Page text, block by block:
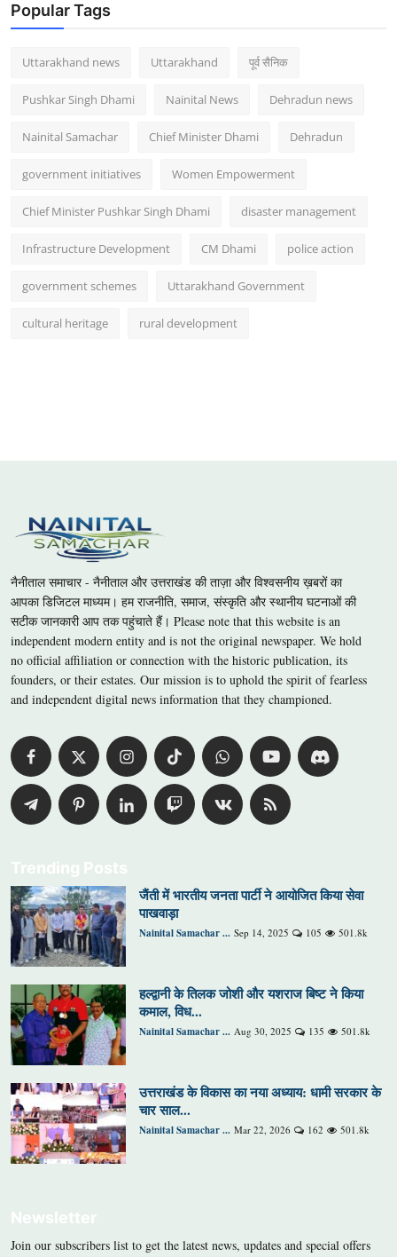
Popular Tags
Uttarakhand news Uttarakhand पूर्व सैनिक
Pushkar Singh Dhami Nainital News Dehradun news
Nainital Samachar Chief Minister Dhami Dehradun
government initiatives Women Empowerment
Chief Minister Pushkar Singh Dhami disaster management
Infrastructure Development CM Dhami police action
government schemes Uttarakhand Government
cultural heritage rural development
नैनीताल समाचार - नैनीताल और उत्तराखंड की ताज़ा और विश्वसनीय ख़बरों का
आपका डिजिटल माध्यम। हम राजनीति, समाज, संस्कृति और स्थानीय घटनाओं की
सटीक जानकारी आप तक पहुंचाते हैं। Please note that this website is an
independent modern entity and is not the original newspaper. We hold
no official affiliation or connection with the historic publication, its
founders, or their estates. Our mission is to uphold the spirit of fearless
and independent digital news information that they championed.
Trending Posts
जैंती में भारतीय जनता पार्टी ने आयोजित किया सेवा
पाखवाड़ा
Nainital Samachar ... Sep 14, 2025 105 501.8k
हल्द्वानी के तिलक जोशी और यशराज बिष्ट ने किया
कमाल, विध...
Nainital Samachar ... Aug 30, 2025 135 501.8k
उत्तराखंड के विकास का नया अध्याय: धामी सरकार के
चार साल...
Nainital Samachar ... Mar 22, 2026 162 501.8k
Newsletter
Join our subscribers list to get the latest news, updates and special offers